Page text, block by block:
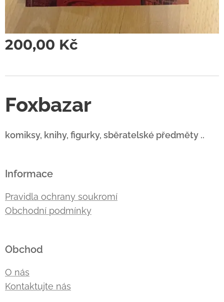
200,00 Kč
Foxbazar
komiksy, knihy, figurky, sběratelské předměty ..
Informace
Pravidla ochrany soukromí
Obchodní podmínky
Obchod
O nás
Kontaktujte nás